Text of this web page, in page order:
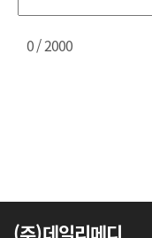
0/ 2000